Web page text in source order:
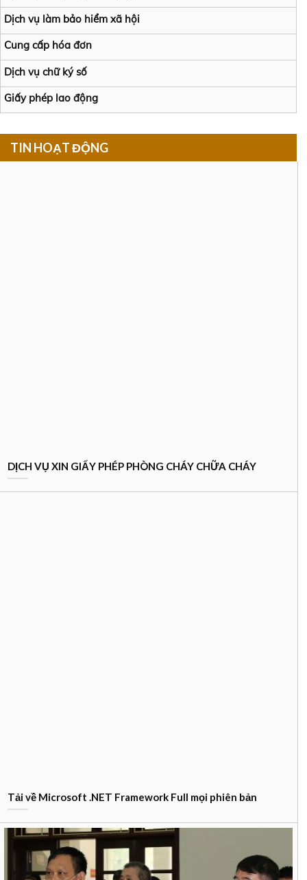
Dịch vụ làm bảo hiểm xã hội
Cung cấp hóa đơn
Dịch vụ chữ ký số
Giấy phép lao động
TIN HOẠT ĐỘNG
DỊCH VỤ XIN GIẤY PHÉP PHÒNG CHÁY CHỮA CHÁY
Tải về Microsoft .NET Framework Full mọi phiên bản